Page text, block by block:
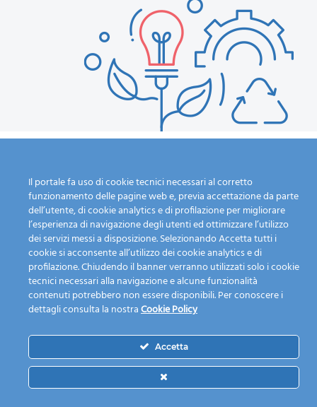
Calendario Raccolta
Guida alla raccolta
differenziata
Dove lo butto?
Fai una segnalazione
Piattaforma ecologica
News
L'azienda
Chi siamo
I nostri servizi
Mission
Personale e mezzi
Modulistica
Lavora con noi
Il portale fa uso di cookie tecnici necessari al corretto
funzionamento delle pagine web e, previa accettazione da parte
dell’utente, di cookie analytics e di profilazione per migliorare
l’esperienza di navigazione degli utenti ed ottimizzare l’utilizzo
dei servizi messi a disposizione. Selezionando Accetta tutti i
cookie si acconsente all’utilizzo dei cookie analytics e di
profilazione. Chiudendo il banner verranno utilizzati solo i cookie
tecnici necessari alla navigazione e alcune funzionalità
contenuti potrebbero non essere disponibili. Per conoscere i
dettagli consulta la nostraCookie Policy
Accetta